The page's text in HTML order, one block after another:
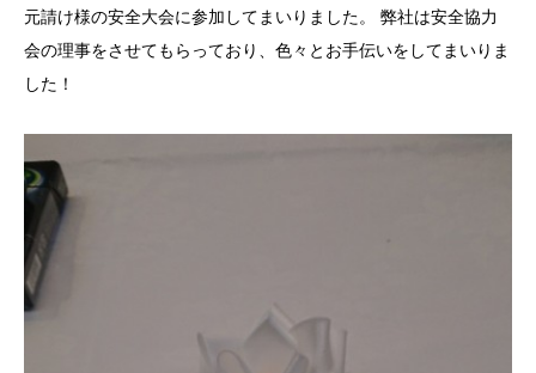
元請け様の安全大会に参加してまいりました。 弊社は安全協力
会の理事をさせてもらっており、色々とお手伝いをしてまいりま
した！